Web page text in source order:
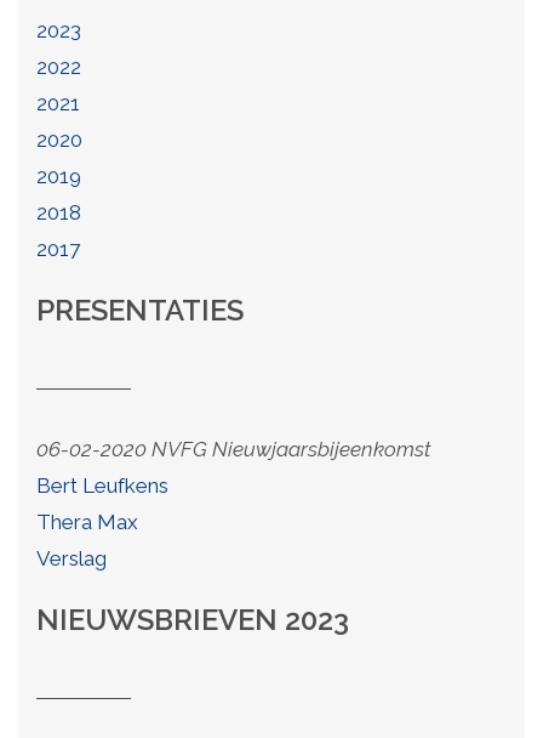
2023
2022
2021
2020
2019
2018
2017
PRESENTATIES
06-02-2020 NVFG Nieuwjaarsbijeenkomst
Bert Leufkens
Thera Max
Verslag
NIEUWSBRIEVEN 2023